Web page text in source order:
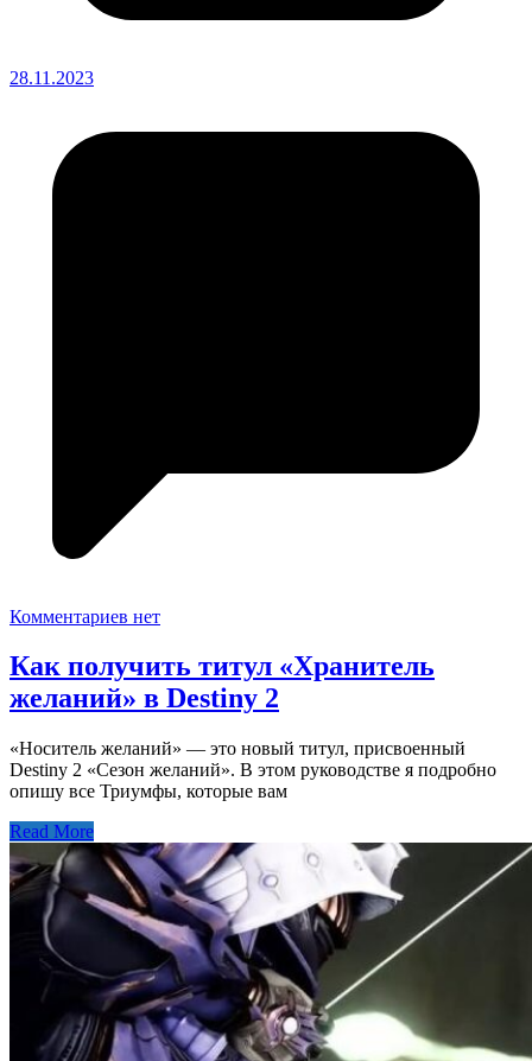
28.11.2023
Комментариев нет
Как получить титул «Хранитель
желаний» в Destiny 2
«Носитель желаний» — это новый титул, присвоенный
Destiny 2 «Сезон желаний». В этом руководстве я подробно
опишу все Триумфы, которые вам
Read More